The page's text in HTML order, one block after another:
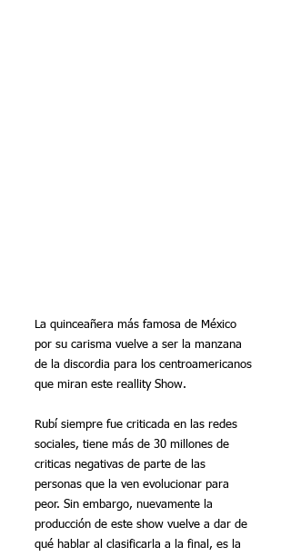
La quinceañera más famosa de México
por su carisma vuelve a ser la manzana
de la discordia para los centroamericanos
que miran este reallity Show.
Rubí siempre fue criticada en las redes
sociales, tiene más de 30 millones de
criticas negativas de parte de las
personas que la ven evolucionar para
peor. Sin embargo, nuevamente la
producción de este show vuelve a dar de
qué hablar al clasificarla a la final, es la